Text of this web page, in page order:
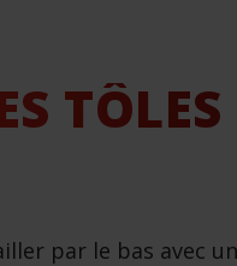
TÔLES
par le bas avec